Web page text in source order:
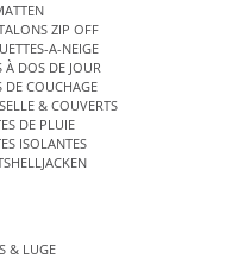
ZIP OFF
A-NEIGE
À DOS DE JOUR
DE COUCHAGE
& COUVERTS
DE PLUIE
ISOLANTES
& LUGE